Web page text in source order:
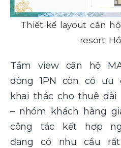
Thiết kế layout căn
resort
Tầm view căn hộ
dòng 1PN còn có ưu
khai thác cho thuê
– nhóm khách hàng
công tác kết hợp
đang có nhu cầu